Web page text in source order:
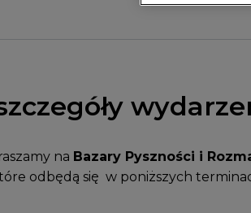
na Bazary Pyszności i
odbędą się w poniższych